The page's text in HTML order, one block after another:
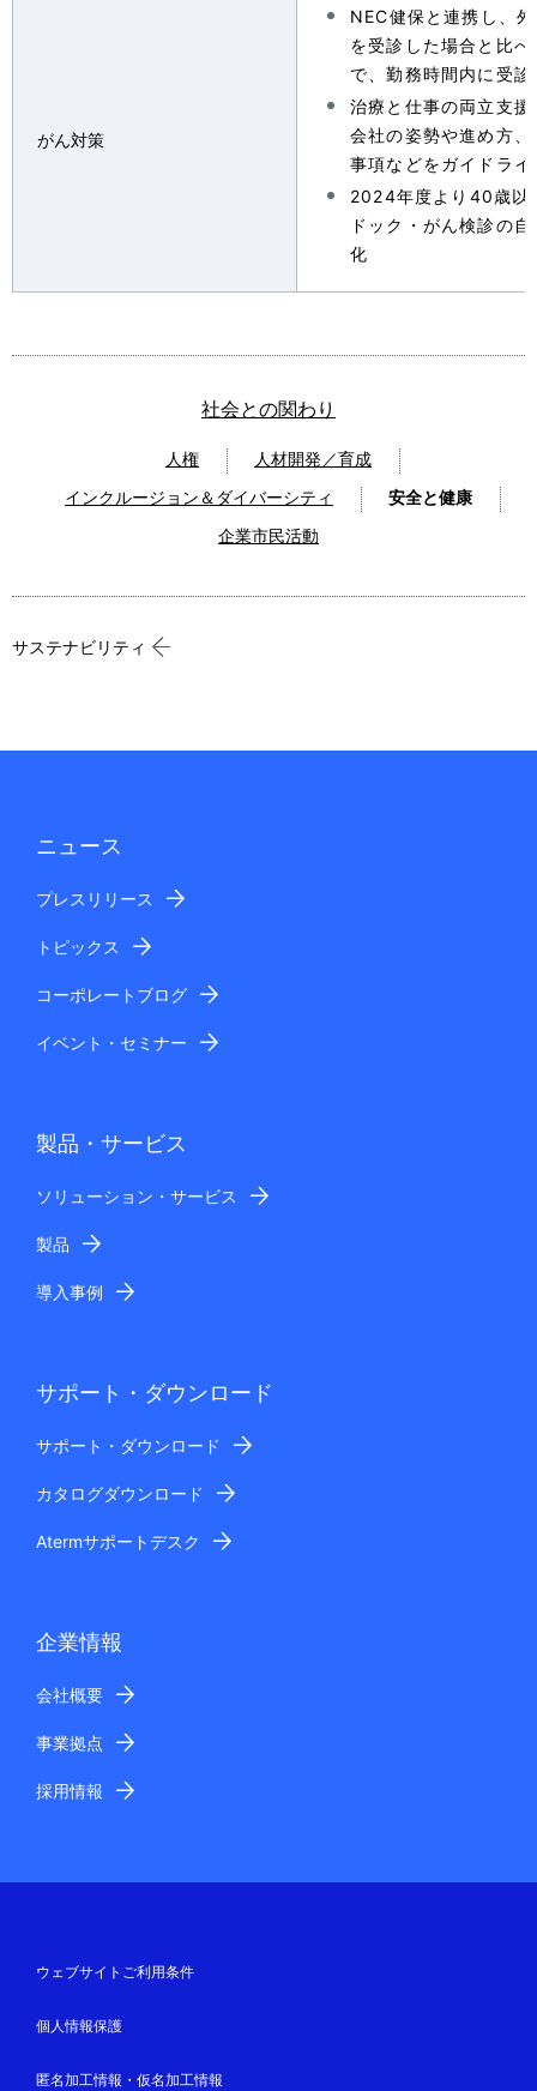
がん対策
NEC健保と連携し、
を受診した場合と比
で、勤務時間内に受
治療と仕事の両立支
会社の姿勢や進め方
事項などをガイドラ
2024年度より40歳以
ドック・がん検診の
化
社会との関わり
人権
人材開発／育成
インクルージョン＆ダイバーシティ
安全と健康
企業市民活動
サステナビリティ
ニュース
プレスリリース
トピックス
コーポレートブログ
イベント・セミナー
製品・サービス
ソリューション・サービス
製品
導入事例
サポート・ダウンロード
サポート・ダウンロード
カタログダウンロード
Atermサポートデスク
企業情報
会社概要
事業拠点
採用情報
ウェブサイトご利用条件
個人情報保護
匿名加工情報・仮名加工情報